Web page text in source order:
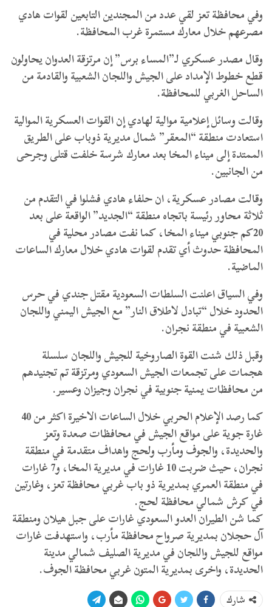
وفي محافظة تعز لقي عدد من المجندين التابعين لقوات هادي
مصرعهم خلال معارك مستمرة غرب المحافظة.
وقال مصدر عسكري لـ”المساء برس” إن مرتزقة العدوان يحاولون
قطع خطوط الإمداد على الجيش واللجان الشعبية والقادمة من
الساحل الغربي للمحافظة.
وقالت وسائل إعلامية موالية لهادي إن القوات العسكرية الموالية
استعادت منطقة “المعقر” شمال مديرية ذوباب على الطريق
الممتدة إلى ميناء المخا بعد معارك شرسة خلفت قتلى وجرحى
من الجانبين.
وقالت مصادر عسكرية، ان حلفاء هادي فشلوا في التقدم من
ثلاثة محاور رئيسة باتجاه منطقة “الجديد” الواقعة على بعد
20كم جنوبي ميناء المخا، كما نفت مصادر محلية في
المحافظة حدوث أي تقدم لقوات هادي خلال معارك الساعات
الماضية.
وفي السياق اعلنت السلطات السعودية مقتل جندي في حرس
الحدود خلال “تبادل لاطلاق النار” مع الجيش اليمني واللجان
الشعبية في منطقة نجران.
وقبل ذلك شنت القوة الصاروخية للجيش واللجان سلسلة
هجمات على تجمعات الجيش السعودي ومرتزقة تم تجنيدهم
من محافظات يمنية جنوبية في نجران وجيزان وعسير.
كما رصد الإعلام الحربي خلال الساعات الاخيرة اكثر من 40
غارة جوية على مواقع الجيش في محافظات صعدة وتعز
والحديدة، والجوف ومأرب ولحج واهداف متقدمة في منطقة
نجران، حيث ضربت 10 غارات في مديرية المخا، و7 غارات
في منطقة العمري بمديرية ذو باب غربي محافظة تعز، وغارتين
في كرش شمالي محافظة لحج.
كما شن الطيران العدو السعودي غارات على جبل هيلان ومنطقة
آل حجلان بمديرية صرواح محافظة مأرب، واستهدفت غارات
مواقع للجيش واللجان في مديرية الصليف شمالي مدينة
الحديدة، واخرى بمديرية المتون غربي محافظة الجوف.
شارك